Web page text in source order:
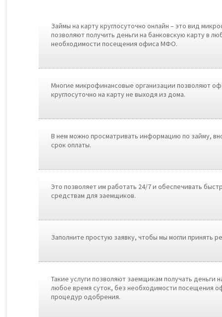
Займы на карту круглосуточно онлайн – это вид
позволяют получить деньги на банковскую карту в
необходимости посещения офиса МФО.
Многие микрофинансовые организации позволяют
круглосуточно на карту не выходя из дома.
В нем можно просматривать информацию по займу,
срок оплаты.
Это позволяет им работать 24/7 и обеспечивать
средствам для заемщиков.
Заполните простую заявку, чтобы мы могли принять
Такие услуги позволяют заемщикам получать деньги
любое время суток, без необходимости посещения
процедур одобрения.